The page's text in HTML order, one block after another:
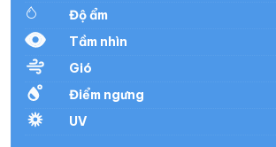
Độ ẩm
Tầm nhìn
Gió
Điểm ngưng
UV